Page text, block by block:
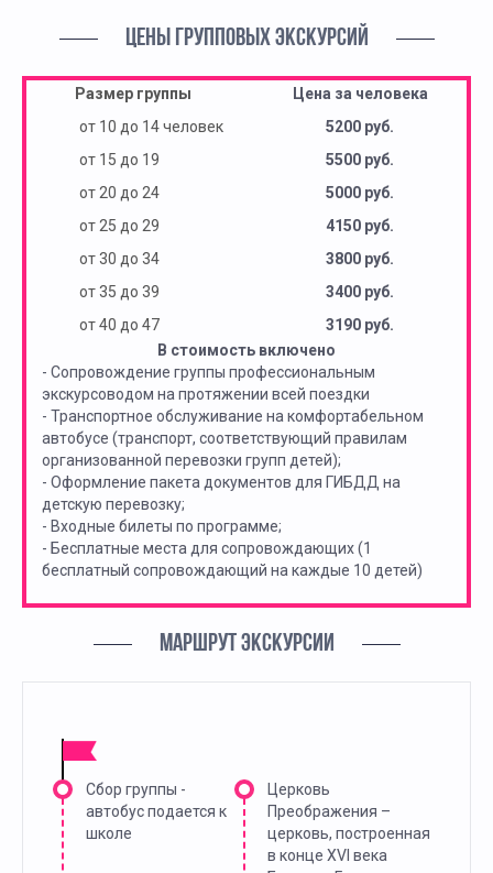
ЦЕНЫ ГРУППОВЫХ ЭКСКУРСИЙ
Размер группы
Цена за человека
от 10 до 14 человек
5200 руб.
от 15 до 19
5500 руб.
от 20 до 24
5000 руб.
от 25 до 29
4150 руб.
от 30 до 34
3800 руб.
от 35 до 39
3400 руб.
от 40 до 47
3190 руб.
В стоимость включено
- Сопровождение группы профессиональным
экскурсоводом на протяжении всей поездки
- Транспортное обслуживание на комфортабельном
автобусе (транспорт, соответствующий правилам
организованной перевозки групп детей);
- Оформление пакета документов для ГИБДД на
детскую перевозку;
- Входные билеты по программе;
- Бесплатные места для сопровождающих (1
бесплатный сопровождающий на каждые 10 детей)
МАРШРУТ ЭКСКУРСИИ
Сбор группы -
автобус подается к
школе
Церковь
Преображения –
церковь, построенная
в конце XVI века